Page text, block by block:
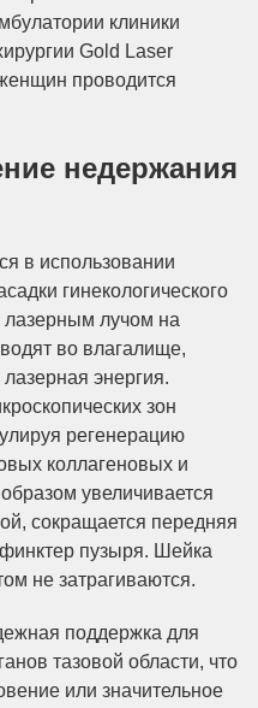
клиники
Gold Laser
проводится
недержания
в использовании
гинекологического
лучом на
во влагалище,
энергия.
зон
регенерацию
коллагеновых и
увеличивается
сокращается передняя
пузыря. Шейка
не затрагиваются.
поддержка для
тазовой области, что
или значительное